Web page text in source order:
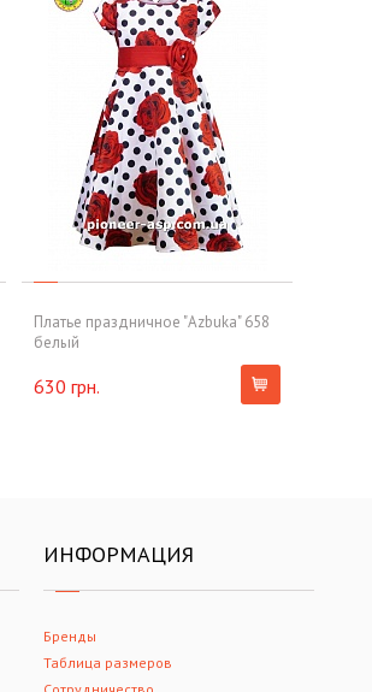
Платье праздничное "Azbuka" 658
белый
630 грн.
ИНФОРМАЦИЯ
Бренды
Таблица размеров